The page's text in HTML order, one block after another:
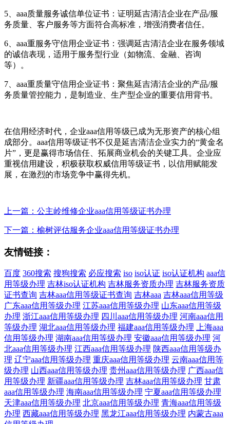
5、aaa质量服务诚信单位证书：证明延吉清洁企业在产品/服
务质量、客户服务等方面符合高标准，增强消费者信任。
6、aaa重服务守信用企业证书：强调延吉清洁企业在服务领域
的诚信表现，适用于服务型行业（如物流、金融、咨询
等）。
7、aaa重质量守信用企业证书：聚焦延吉清洁企业的产品/服
务质量管控能力，是制造业、生产型企业的重要信用背书。
在信用经济时代，企业aaa信用等级已成为无形资产的核心组
成部分。aaa信用等级证书不仅是延吉清洁企业实力的“黄金名
片”，更是赢得市场信任、拓展商业机会的关键工具。企业应
重视信用建设，积极获取权威信用等级证书，以信用赋能发
展，在激烈的市场竞争中赢得先机。
上一篇：公主岭维修企业aaa信用等级证书办理
下一篇：榆树评估服务企业aaa信用等级证书办理
友情链接：
百度 360搜索 搜狗搜索 必应搜索 iso iso认证 iso认证机构 aaa信
用等级办理 吉林iso认证机构 吉林服务资质办理 吉林服务资质
证书查询 吉林aaa信用等级证书查询 吉林aaa 吉林aaa信用等级
广东aaa信用等级办理 江苏aaa信用等级办理 山东aaa信用等级
办理 浙江aaa信用等级办理 四川aaa信用等级办理 河南aaa信用
等级办理 湖北aaa信用等级办理 福建aaa信用等级办理
上海aaa
信用等级办理 湖南aaa信用等级办理 安徽aaa信用等级办理 河
北aaa信用等级办理 江西aaa信用等级办理 陕西aaa信用等级办
理 辽宁aaa信用等级办理 重庆aaa信用等级办理 云南aaa信用等
级办理 山西aaa信用等级办理 贵州aaa信用等级办理 广西aaa信
用等级办理 新疆aaa信用等级办理 吉林aaa信用等级办理 甘肃
aaa信用等级办理 海南aaa信用等级办理 宁夏aaa信用等级办理
天津aaa信用等级办理 北京aaa信用等级办理 青海aaa信用等级
办理 西藏aaa信用等级办理 黑龙江aaa信用等级办理 内蒙古aaa